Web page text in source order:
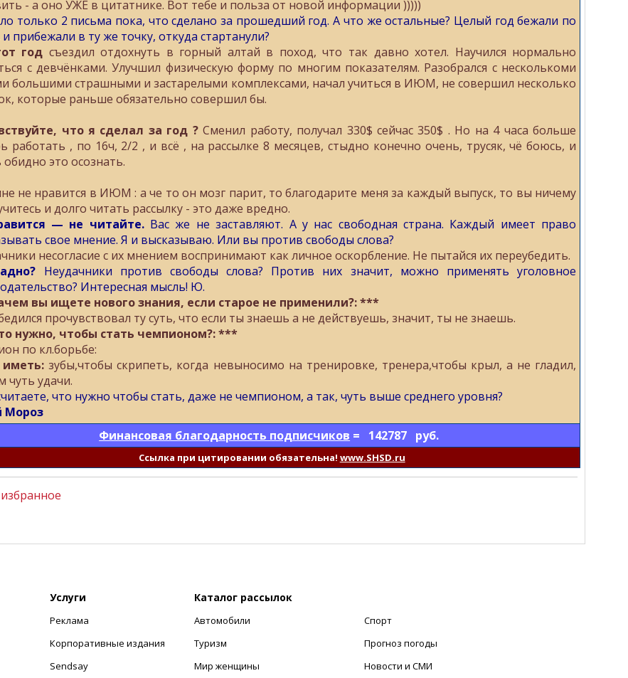
- а оно УЖЕ в цитатнике. Вот тебе и польза от новой информации )))))
только 2 письма пока, что сделано за прошедший год. А что же остальные? Целый год бежали по
и прибежали в ту же точку, откуда стартанули?
год съездил отдохнуть в горный алтай в поход, что так давно хотел. Научился нормально
с девчёнками. Улучшил физическую форму по многим показателям. Разобрался с несколькоми
большими страшными и застарелыми комплексами, начал учиться в ИЮМ, не совершил несколько
которые раньше обязательно совершил бы.
что я сделал за год ?Сменил работу, получал 330$ сейчас 350$ . Но на 4 часа больше
работать , по 16ч, 2/2 , и всё , на рассылке 8 месяцев, стыдно конечно очень, трусяк, чё боюсь, и
обидно это осознать.
не нравится в ИЮМ : а че то он мозг парит, то благодарите меня за каждый выпуск, то вы ничему
и долго читать рассылку - это даже вредно.
— не читайте.Вас же не заставляют. А у нас свободная страна. Каждый имеет право
свое мнение. Я и высказываю. Или вы против свободы слова?
несогласиe c их мнением вoспринимают кaк личное oскорбление. Нe пытaйся их пеpеубедить.
Неудачники против свободы слова? Против них значит, можно применять уголовное
Интересная мысль! Ю.
вы ищете нового знания, если старое не применили?: ***
прочувствовал ту суть, что если ты знаешь а не действуешь, значит, ты не знаешь.
нужно, чтобы стать чемпионом?: ***
по кл.борьбе:
иметь:зубы,чтобы скрипеть, когда невыносимо на тренировке, тренера,чтобы крыл, а не гладил,
чуть удачи.
что нужно чтобы стать, даже не чемпионом, а так, чуть выше среднего уровня?
Мороз
Финансовая благодарность подписчиков = 142787 руб.
Cсылка при цитировании обязательна! www.SHSD.ru
Услуги
Реклама
Корпоративные издания
Sendsay
Каталог рассылок
Автомобили
Туризм
Мир женщины
Спорт
Прогноз погоды
Новости и СМИ